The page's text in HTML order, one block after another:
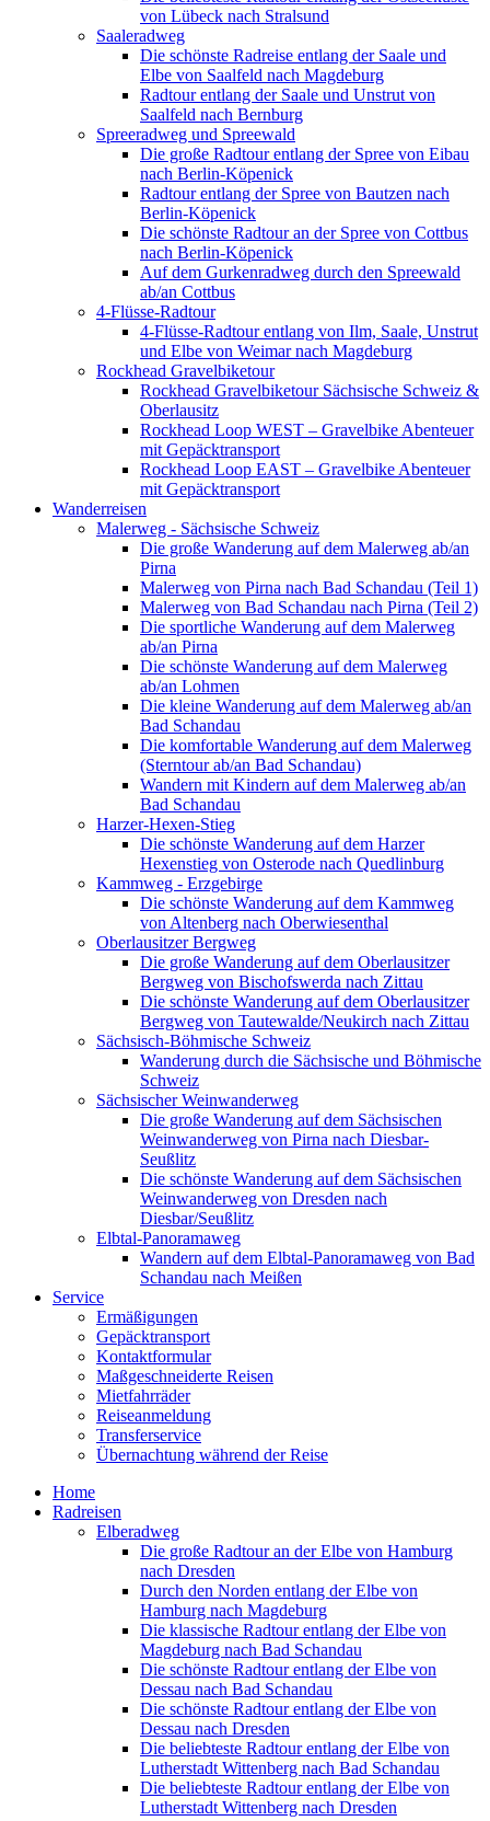
von Lübeck nach Stralsund
Saaleradweg
Die schönste Radreise entlang der Saale und
Elbe von Saalfeld nach Magdeburg
Radtour entlang der Saale und Unstrut von
Saalfeld nach Bernburg
Spreeradweg und Spreewald
Die große Radtour entlang der Spree von Eibau
nach Berlin-Köpenick
Radtour entlang der Spree von Bautzen nach
Berlin-Köpenick
Die schönste Radtour an der Spree von Cottbus
nach Berlin-Köpenick
Auf dem Gurkenradweg durch den Spreewald
ab/an Cottbus
4-Flüsse-Radtour
4-Flüsse-Radtour entlang von Ilm, Saale, Unstrut
und Elbe von Weimar nach Magdeburg
Rockhead Gravelbiketour
Rockhead Gravelbiketour Sächsische Schweiz &
Oberlausitz
Rockhead Loop WEST – Gravelbike Abenteuer
mit Gepäcktransport
Rockhead Loop EAST – Gravelbike Abenteuer
mit Gepäcktransport
Wanderreisen
Malerweg - Sächsische Schweiz
Die große Wanderung auf dem Malerweg ab/an
Pirna
Malerweg von Pirna nach Bad Schandau (Teil 1)
Malerweg von Bad Schandau nach Pirna (Teil 2)
Die sportliche Wanderung auf dem Malerweg
ab/an Pirna
Die schönste Wanderung auf dem Malerweg
ab/an Lohmen
Die kleine Wanderung auf dem Malerweg ab/an
Bad Schandau
Die komfortable Wanderung auf dem Malerweg
(Sterntour ab/an Bad Schandau)
Wandern mit Kindern auf dem Malerweg ab/an
Bad Schandau
Harzer-Hexen-Stieg
Die schönste Wanderung auf dem Harzer
Hexenstieg von Osterode nach Quedlinburg
Kammweg - Erzgebirge
Die schönste Wanderung auf dem Kammweg
von Altenberg nach Oberwiesenthal
Oberlausitzer Bergweg
Die große Wanderung auf dem Oberlausitzer
Bergweg von Bischofswerda nach Zittau
Die schönste Wanderung auf dem Oberlausitzer
Bergweg von Tautewalde/Neukirch nach Zittau
Sächsisch-Böhmische Schweiz
Wanderung durch die Sächsische und Böhmische
Schweiz
Sächsischer Weinwanderweg
Die große Wanderung auf dem Sächsischen
Weinwanderweg von Pirna nach Diesbar-
Seußlitz
Die schönste Wanderung auf dem Sächsischen
Weinwanderweg von Dresden nach
Diesbar/Seußlitz
Elbtal-Panoramaweg
Wandern auf dem Elbtal-Panoramaweg von Bad
Schandau nach Meißen
Service
Ermäßigungen
Gepäcktransport
Kontaktformular
Maßgeschneiderte Reisen
Mietfahrräder
Reiseanmeldung
Transferservice
Übernachtung während der Reise
Home
Radreisen
Elberadweg
Die große Radtour an der Elbe von Hamburg
nach Dresden
Durch den Norden entlang der Elbe von
Hamburg nach Magdeburg
Die klassische Radtour entlang der Elbe von
Magdeburg nach Bad Schandau
Die schönste Radtour entlang der Elbe von
Dessau nach Bad Schandau
Die schönste Radtour entlang der Elbe von
Dessau nach Dresden
Die beliebteste Radtour entlang der Elbe von
Lutherstadt Wittenberg nach Bad Schandau
Die beliebteste Radtour entlang der Elbe von
Lutherstadt Wittenberg nach Dresden